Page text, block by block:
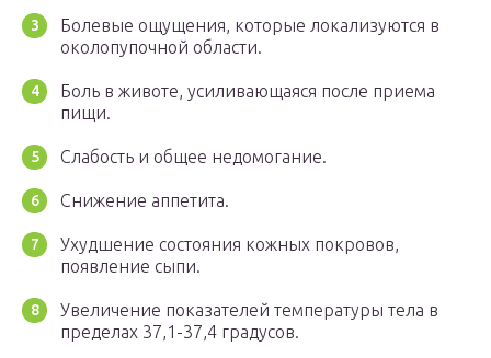
Болевые ощущения, которые локализуются в
околопупочной области.
Боль в животе, усиливающаяся после приема
пищи.
Слабость и общее недомогание.
Снижение аппетита.
Ухудшение состояния кожных покровов,
появление сыпи.
Увеличение показателей температуры тела в
пределах 37,1-37,4 градусов.